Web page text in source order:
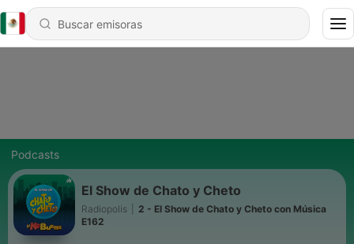
Podcasts
El Show de Chato y Cheto
Radiopolis
2 - El Show de Chato y Cheto con Música
E162